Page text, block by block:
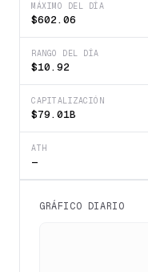
MÁXIMO DEL DÍA
$602.06
RANGO DEL DÍA
$10.92
CAPITALIZACIÓN
$79.01B
ATH
—
GRÁFICO DIARIO